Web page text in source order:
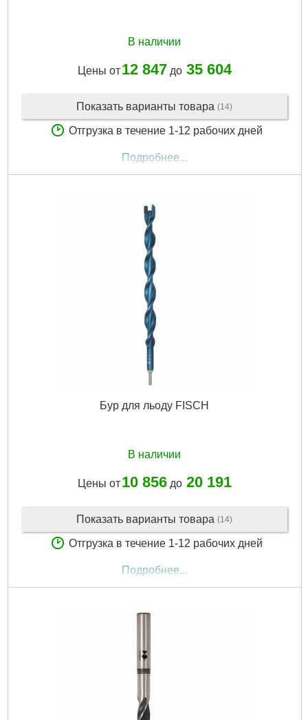
В наличии
Цены от 12 847 до 35 604
Показать варианты товара (14)
Отгрузка в течение 1-12 рабочих дней
Подробнее...
Бур для льоду FISCH
В наличии
Цены от 10 856до 20 191
Показать варианты товара (14)
Отгрузка в течение 1-12 рабочих дней
Подробнее...